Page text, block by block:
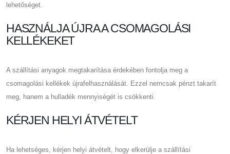
lehetőséget.
HASZNÁLJA ÚJRA A CSOMAGOLÁSI
KELLÉKEKET
A szállítási anyagok megtakarítása érdekében fontolja meg a
csomagolási kellékek újrafelhasználását. Ezzel nemcsak pénzt takarít
meg, hanem a hulladék mennyiségét is csökkenti.
KÉRJEN HELYI ÁTVÉTELT
Ha lehetséges, kérjen helyi átvételt, hogy elkerülje a szállítási